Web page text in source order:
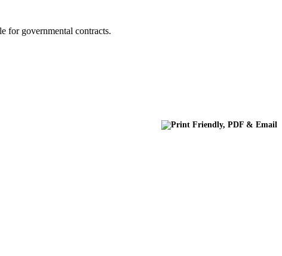
for governmental contracts.